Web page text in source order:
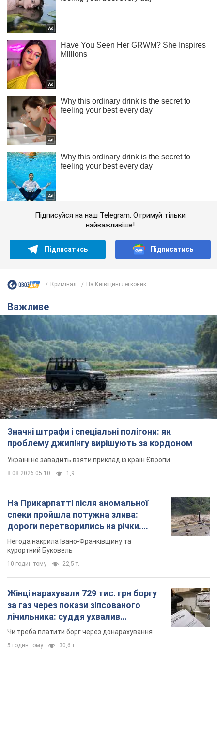
Підписуйся на наш Telegram. Отримуй тільки
найважливіше!
Підписатись Підписатись
Кримінал На Київщині легковик...
Важливе
Значні штрафи і спеціальні полігони: як
проблему джипінгу вирішують за кордоном
Україні не завадить взяти приклад із країн Європи
8.08.2026 05:10 1,9 т.
На Прикарпатті після аномальної
спеки пройшла потужна злива:
дороги перетворились на річки.
Відео
Негода накрила Івано-Франківщину та
курортний Буковель
10 годин тому 22,5 т.
Жінці нарахували 729 тис. грн боргу
за газ через покази зіпсованого
лічильника: суддя ухвалив
неочікуване рішення
Чи треба платити борг через донарахування
5 годин тому 30,6 т.